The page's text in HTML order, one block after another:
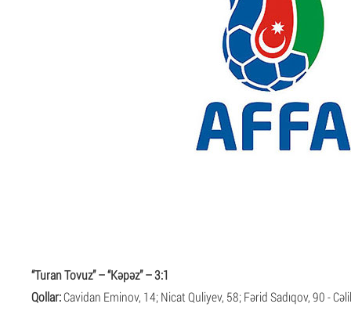
“Turan Tovuz” – “Kəpəz” – 3:1
Qollar:Cavidan Eminov, 14; Nicat Quliyev, 58; Fərid Sadıqov, 90 -